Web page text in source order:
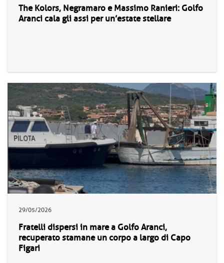
The Kolors, Negramaro e Massimo Ranieri: Golfo
Aranci cala gli assi per un’estate stellare
29/05/2026
Fratelli dispersi in mare a Golfo Aranci,
recuperato stamane un corpo a largo di Capo
Figari